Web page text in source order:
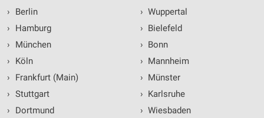
›
Berlin
›
Hamburg
›
München
›
Köln
›
Frankfurt (Main)
› Stuttgart
›
Dortmund
› Wuppertal
› Bielefeld
› Bonn
› Mannheim
› Münster
› Karlsruhe
› Wiesbaden